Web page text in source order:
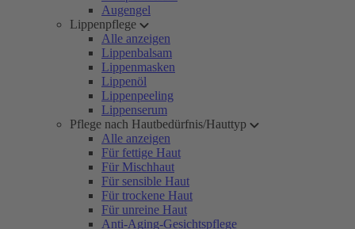
Augengel
Lippenpflege
Alle anzeigen
Lippenbalsam
Lippenmasken
Lippenöl
Lippenpeeling
Lippenserum
Pflege nach Hautbedürfnis/Hauttyp
Alle anzeigen
Für fettige Haut
Für Mischhaut
Für sensible Haut
Für trockene Haut
Für unreine Haut
Anti-Aging-Gesichtspflege